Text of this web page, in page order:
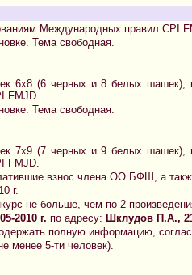
Международных правил CPI
Тема свободная.
6х8 (6 черных и 8 белых
FMJD.
Тема свободная.
7х9 (7 черных и 9 белых
FMJD.
взнос члена ОО БФШ, а
г.
не больше, чем по 2
2010 г. по адресу: Шклудов П.А.,
полную информацию,
менее 5-ти человек).